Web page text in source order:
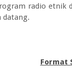
radio etnik
datang.
Format